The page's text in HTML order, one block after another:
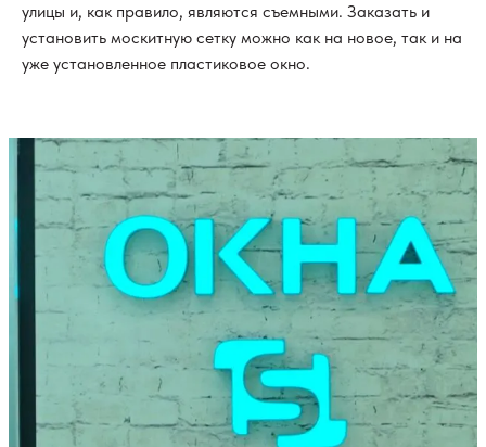
улицы и, как правило, являются съемными. Заказать и
установить москитную сетку можно как на новое, так и на
уже установленное пластиковое окно.